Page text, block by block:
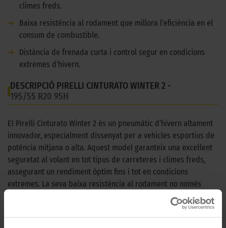
climes freds.
➜
Baixa resistència al rodament que millora l’eficiència en el
consum de combustible.
➜
Distància de frenada curta i control segur en condicions
extremes d’hivern.
DESCRIPCIÓ PIRELLI CINTURATO WINTER 2 -
195/55 R20 95H
El Pirelli Cinturato Winter 2 és un pneumàtic d’hivern altament
innovador, especialment dissenyat per a vehicles esportius de
potència mitjana o alta. Aquest model garanteix una excel·lent
seguretat al volant en tot tipus de carreteres i climes freds,
assegurant un rendiment òptim fins i tot en condicions
extremes. La seva baixa resistència al rodament no només
contribueix a una major eficiència en el consum de
combustible, sinó que també redueix l’impacte ambiental,